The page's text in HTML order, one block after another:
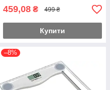
459,08 ₴ 499 ₴
Купити
–8%